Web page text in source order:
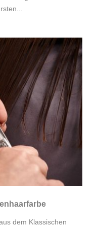
dem Klassischen